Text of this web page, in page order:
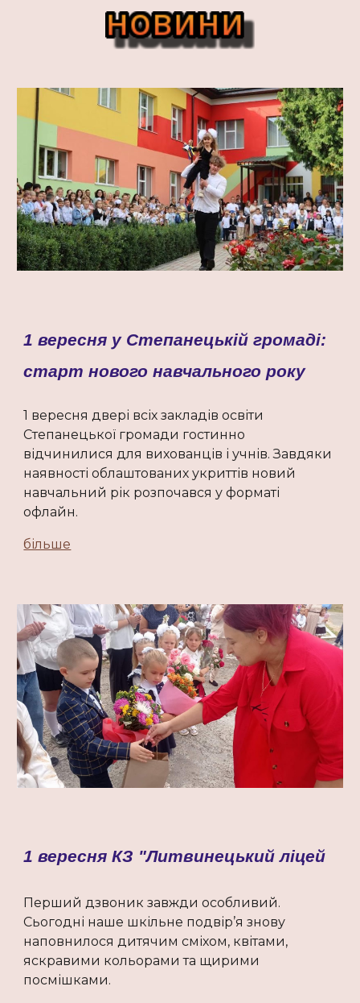
1 вересня у Степанецькій громаді:
старт нового навчального року
1 вересня двері всіх закладів освіти
Степанецької громади гостинно
відчинилися для вихованців і учнів. Завдяки
наявності облаштованих укриттів новий
навчальний рік розпочався у форматі
офлайн.
більше
1 вересня КЗ "Литвинецький ліцей
Перший дзвоник завжди особливий.
Сьогодні наше шкільне подвір’я знову
наповнилося дитячим сміхом, квітами,
яскравими кольорами та щирими
посмішками.